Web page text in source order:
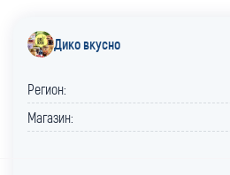
Дико вкусно
Регион:
Магазин: